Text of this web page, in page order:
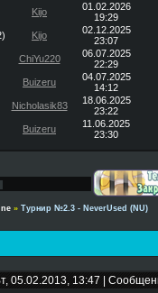
Kijo
01.02.2026
19:29
Kijo
02.12.2025
23:07
ChiYu220
06.07.2025
22:29
Buizeru
04.07.2025
14:12
Nicholasik83
18.06.2025
23:22
Buizeru
11.06.2025
23:30
» Турнир №2.3 - NeverUsed (NU)
05.02.2013, 13:47 |